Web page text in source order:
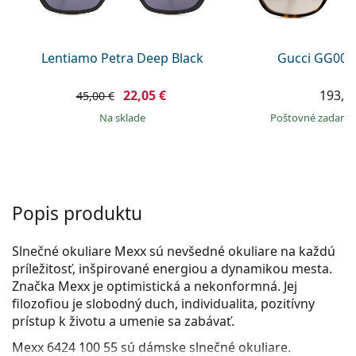
Persol
Lentiamo Petra Deep Black
45,00 € 22,05 €
na sklade
Gucci
Poštovné
Popis produktu
Slnečné okuliare Mexx sú nevšedné okuliare na každú
príležitosť, inšpirované energiou a dynamikou mesta.
Značka Mexx je optimistická a nekonformná. Jej
filozofiou je slobodný duch, individualita, pozitívny
prístup k životu a umenie sa zabávať.
Mexx 6424 100 55sú dámske slnečné okuliare.